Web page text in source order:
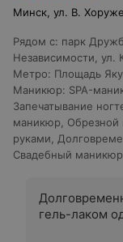
Минск, ул. В.
Рядом с: парк
Независимости ул.
Метро: Площадь
Маникюр: SPA-
Запечатывание
маникюр
руками
Свадебный маникюр
гель-лаком